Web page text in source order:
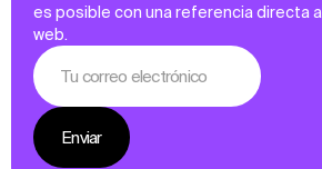
es posible con una referencia directa al
web.